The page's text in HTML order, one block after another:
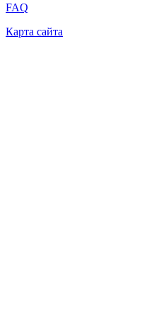
FAQ
Карта сайта